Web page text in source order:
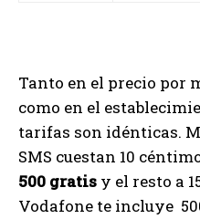
Tanto en el precio por
como en el
tarifas son idénticas.
SMS cuestan 10
500 gratis y el resto a
Vodafone te incluye